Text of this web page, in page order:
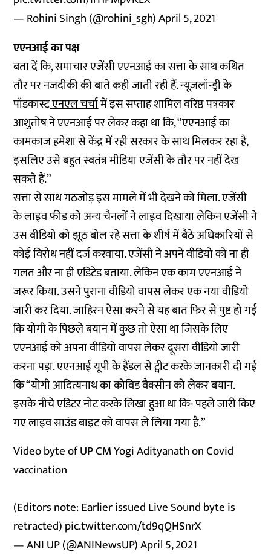
— Rohini Singh (@rohini_sgh)April 5, 2021
एएनआई का पक्ष
बता दें कि, समाचार एजेंसी एएनआई का सत्ता के साथ कथित
तौर पर नजदीकी की बाते कही जाती रही हैं. न्यूज़लॉन्ड्री के
पॉडकास्टएनएल चर्चामें इस सप्ताह शामिल वरिष्ठ पत्रकार
आशुतोष ने एएनआई पर लेकर कहा था कि, “एएनआई का
कामकाज हमेशा से केंद्र में रही सरकार के साथ मिलकर रहा है,
इसलिए उसे बहुत स्वतंत्र मीडिया एजेंसी के तौर पर नहीं देख
सकते हैं.”
सत्ता से साथ गठजोड़ इस मामले में भी देखने को मिला. एजेंसी
के लाइव फीड को अन्य चैनलों ने लाइव दिखाया लेकिन एजेंसी ने
उस वीडियो को झूठ बोल रहे सत्ता के शीर्ष में बैठे अधिकारियों से
कोई विरोध नहीं दर्ज करवाया. एजेंसी ने अपने वीडियो को ना ही
गलत और ना ही एडिटेड बताया. लेकिन एक काम एएनआई ने
जरूर किया. उसने पुराना वीडियो वापस लेकर एक नया वीडियो
जारी कर दिया. जाहिरन ऐसा करने से यह बात फिर से पुष्ट हो गई
कि योगी के पिछले बयान में कुछ तो ऐसा था जिसके लिए
एएनआई को अपना वीडियो वापस लेकर दूसरा वीडियो जारी
करना पड़ा. एएनआई यूपी के हैंडल से ट्वीट करके जानकारी दी गई
कि “योगी आदित्यनाथ का कोविड वैक्सीन को लेकर बयान.
इसके नीचे एडिटर नोट करके लिखा हुआ था कि- पहले जारी किए
गए लाइव साउंड बाइट को वापस ले लिया गया है.”
Video byte of UP CM Yogi Adityanath on Covid
vaccination
(Editors note: Earlier issued Live Sound byte is
retracted)pic.twitter.com/td9qQHSnrX
— ANI UP (@ANINewsUP)April 5, 2021